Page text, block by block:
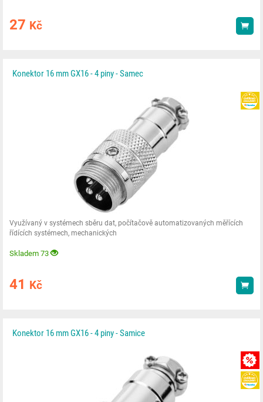
27 Kč
Konektor 16 mm GX16 - 4 piny - Samec
Využívaný v systémech sběru dat, počítačově automatizovaných měřících
řídících systémech, mechanických
Skladem 73
41 Kč
Konektor 16 mm GX16 - 4 piny - Samice